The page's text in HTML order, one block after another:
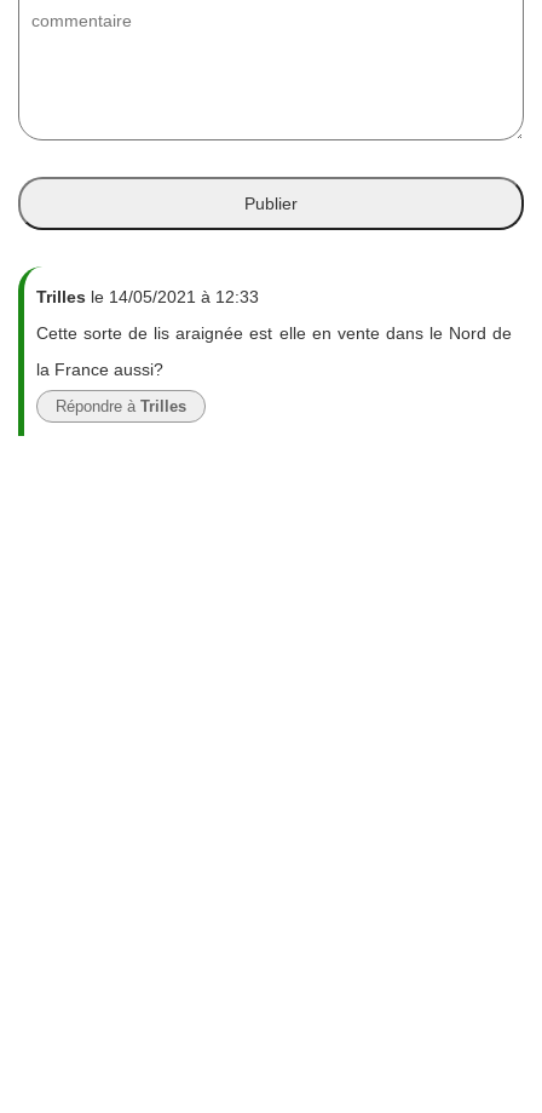
Trilles le 14/05/2021 à 12:33
Cette sorte de lis araignée est elle en vente dans le Nord de
la France aussi?
Répondre à Trilles